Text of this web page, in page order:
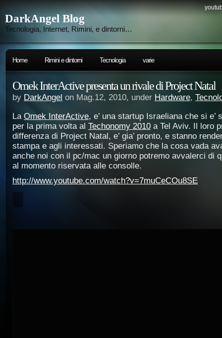
DarkAngel Blog
Tecnologia, Internet, Rimini, e dintorni…
Home Rimini e dintorni Tecnologia varie
Omek InterActive presenta un rivale di Project Natal
by DarkAngel on Mag.12, 2010, under Hardware,
La Omek InterActive, e’ una startup Israeliana che si e’
per la prima volta al Techonomy 2010 a Tel Aviv. Il loro
differenza di Project Natal, e’ gia’ pronto, e stanno
stampa e agli interessati. Speriamo che la cosa vada
anche noi con il pc/mac un giorno potremo avvalerci di
al momento riservata alle consolle.
http://www.youtube.com/watch?v=7muCeCOu8SE